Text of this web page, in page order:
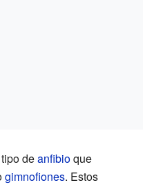
deanfibioque
gimnofiones. Estos